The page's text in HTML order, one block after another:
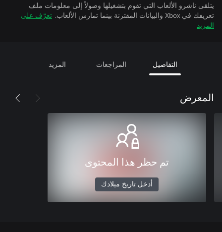
يتلقى ناشرو الألعاب التي تقوم بتشغيلها وصولاً إلى معلومات ملف
تعريفك في Xbox والبيانات المقترنة بينما تمارس الألعاب.
تعرّف على
المزيد
التفاصيل المراجعات المزيد
المعرض
تم حظر هذا المحتوى
أدخل تاريخ ميلادك